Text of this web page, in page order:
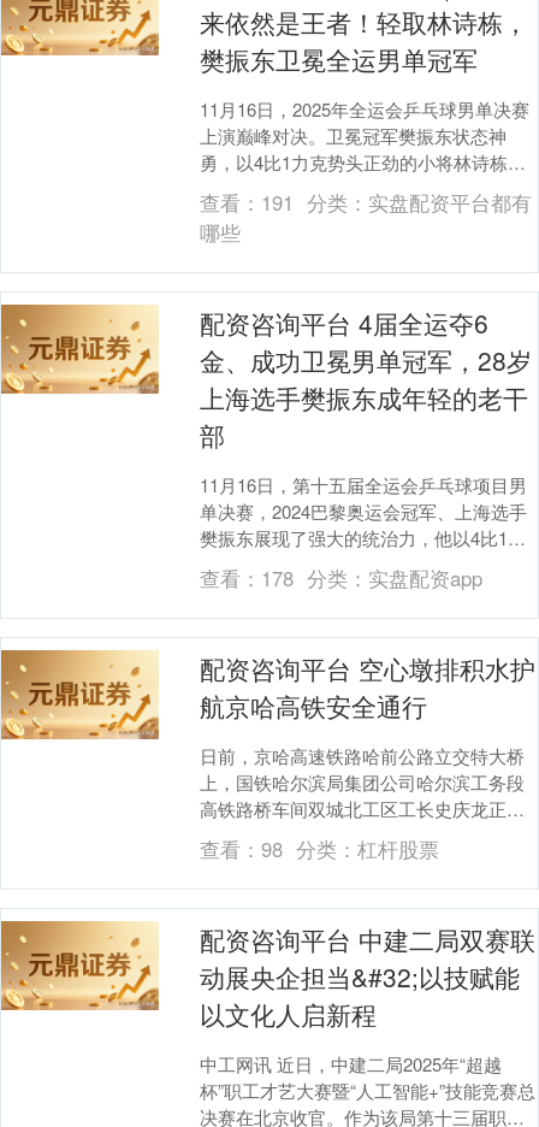
来依然是王者！轻取林诗栋，
樊振东卫冕全运男单冠军
11月16日，2025年全运会乒乓球男单决赛
上演巅峰对决。卫冕冠军樊振东状态神
勇，以4比1力克势头正劲的小将林诗栋，
不仅斩获个人全运第六金，更成为继马龙
之后，全....
查看： 191 分类： 实盘配资平台都有
哪些
配资咨询平台 4届全运夺6
金、成功卫冕男单冠军，28岁
上海选手樊振东成年轻的老干
部
11月16日，第十五届全运会乒乓球项目男
单决赛，2024巴黎奥运会冠军、上海选手
樊振东展现了强大的统治力，他以4比1战
胜海南队选手林诗栋，夺得个人全运会的
第六枚....
查看： 178 分类： 实盘配资app
配资咨询平台 空心墩排积水护
航京哈高铁安全通行
日前，京哈高速铁路哈前公路立交特大桥
上，国铁哈尔滨局集团公司哈尔滨工务段
高铁路桥车间双城北工区工长史庆龙正带
领职工沿着检查梯小心翼翼下至26号墩体
内部预定位置，....
查看：98 分类： 杠杆股票
配资咨询平台 中建二局双赛联
动展央企担当&#32;以技赋能
以文化人启新程
中工网讯 近日，中建二局2025年“超越
杯”职工才艺大赛暨“人工智能+”技能竞赛总
决赛在北京收官。作为该局第十三届职工